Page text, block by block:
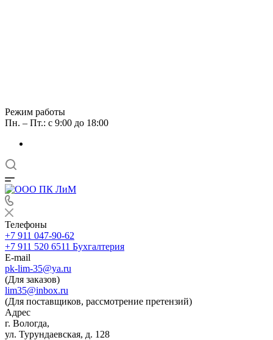
Режим работы
Пн. – Пт.: с 9:00 до 18:00
Телефоны
+7 911 047-90-62
+7 911 520 6511 Бухгалтерия
E-mail
pk-lim-35@ya.ru
(Для заказов)
lim35@inbox.ru
(Для поставщиков, рассмотрение претензий)
Адрес
г. Вологда,
ул. Турундаевская, д. 128